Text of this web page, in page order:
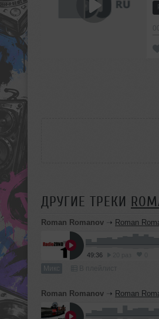
ДРУГИЕ ТРЕКИ
Roman Romanov ➝ Roman
49:36
Микс
Roman Romanov ➝ Roman